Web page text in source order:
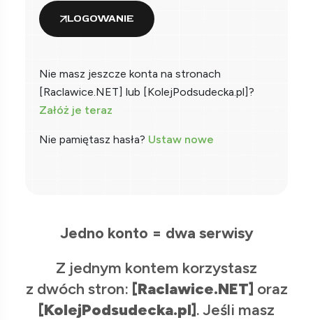
LOGOWANIE
Nie masz jeszcze konta na stronach
[Raclawice.NET] lub [KolejPodsudecka.pl]?
Załóż je teraz
Nie pamiętasz hasła? Ustaw nowe
Jedno konto = dwa serwisy
Z jednym kontem korzystasz
z dwóch stron: [Raclawice.NET] oraz
[KolejPodsudecka.pl]. Jeśli masz